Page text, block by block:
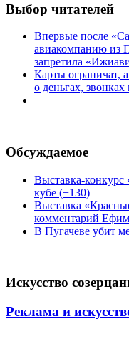
Выбор читателей
Впервые после
авиакомпанию из
запретила
Карты ограничат,
о деньгах,
Обсуждаемое
Выставка-конкурс
кубе (+130)
Выставка
комментарий
В Пугачеве убит
Искусство
Реклама и